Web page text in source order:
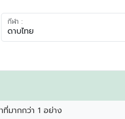
กีฬา :
ที่มากกว่า 1 อย่าง